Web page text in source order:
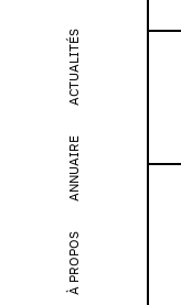
À PROPOS
ANNUAIRE
ACTUALITÉS